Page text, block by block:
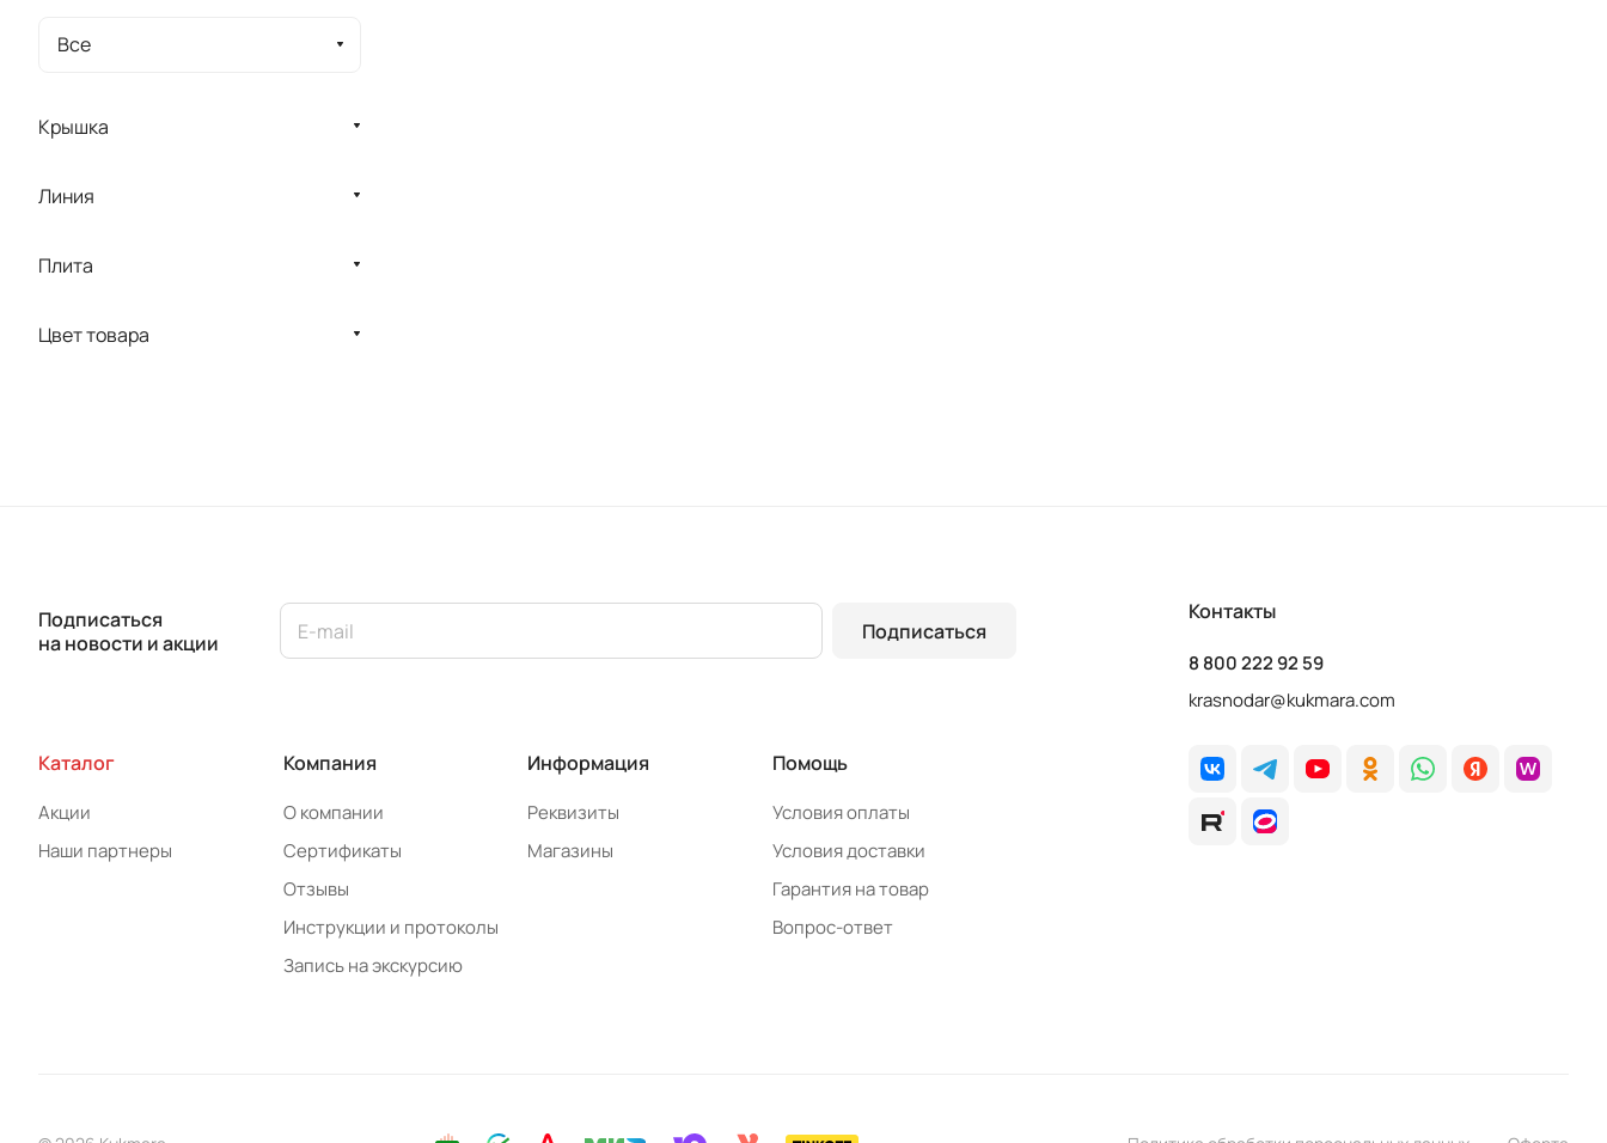
Все
Крышка
Линия
Плита
Цвет товара
Подписаться
на новости и акции
Подписаться
Каталог
Акции
Наши партнеры
Компания
О компании
Сертификаты
Отзывы
Инструкции и протоколы
Запись на экскурсию
Информация
Реквизиты
Магазины
Помощь
Условия оплаты
Условия доставки
Гарантия на товар
Вопрос-ответ
Контакты
8 800 222 92 59
krasnodar@kukmara.com